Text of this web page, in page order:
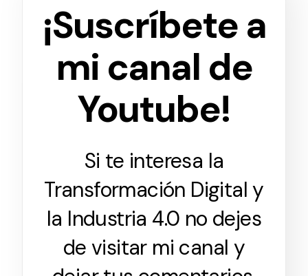
¡Suscríbete a
mi canal de
Youtube!
Si te interesa la
Transformación Digital y
la Industria 4.0 no dejes
de visitar mi canal y